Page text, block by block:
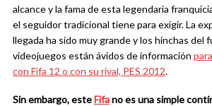
alcance y la fama de esta legendaria
el seguidor tradicional tiene para exigir. La
llegada ha sido muy grande y los hinchas del
videojuegos están ávidos de información
con Fifa 12 o con su rival, PES 2012.
Sin embargo, esteFifano es una simple